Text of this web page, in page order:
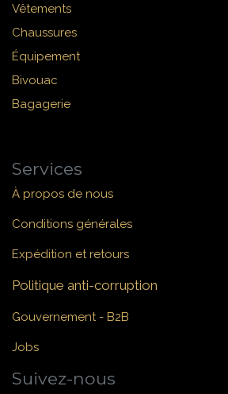
Vêtements
Chaussures
Équipement
Bivouac
Bagagerie
Services
À propos de nous
Conditions générales
Expédition et retours
Politique anti-corruption
Gouvernement - B2B
Jobs
Suivez-nous